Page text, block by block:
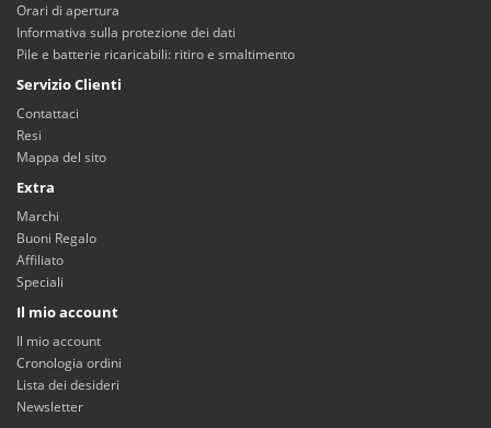
Orari di apertura
Informativa sulla protezione dei dati
Pile e batterie ricaricabili: ritiro e smaltimento
Servizio Clienti
Contattaci
Resi
Mappa del sito
Extra
Marchi
Buoni Regalo
Affiliato
Speciali
Il mio account
Il mio account
Cronologia ordini
Lista dei desideri
Newsletter